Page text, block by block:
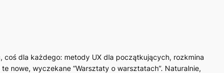
dla każdego: metody UX dla początkujących, rozkmina
nowe, wyczekane “Warsztaty o warsztatach”. Naturalnie,